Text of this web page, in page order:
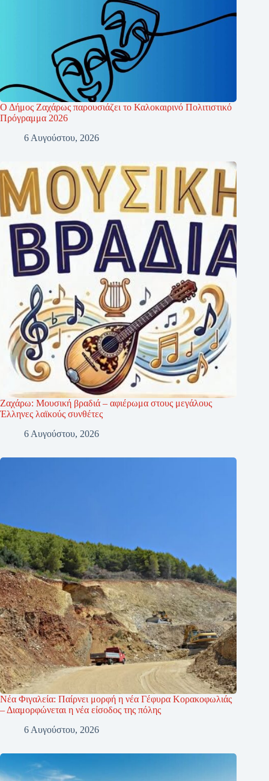
Ο Δήμος Ζαχάρως παρουσιάζει το Καλοκαιρινό Πολιτιστικό
Πρόγραμμα 2026
6 Αυγούστου, 2026
Ζαχάρω: Μουσική βραδιά – αφιέρωμα στους μεγάλους
Έλληνες λαϊκούς συνθέτες
6 Αυγούστου, 2026
Νέα Φιγαλεία: Παίρνει μορφή η νέα Γέφυρα Κορακοφωλιάς
– Διαμορφώνεται η νέα είσοδος της πόλης
6 Αυγούστου, 2026